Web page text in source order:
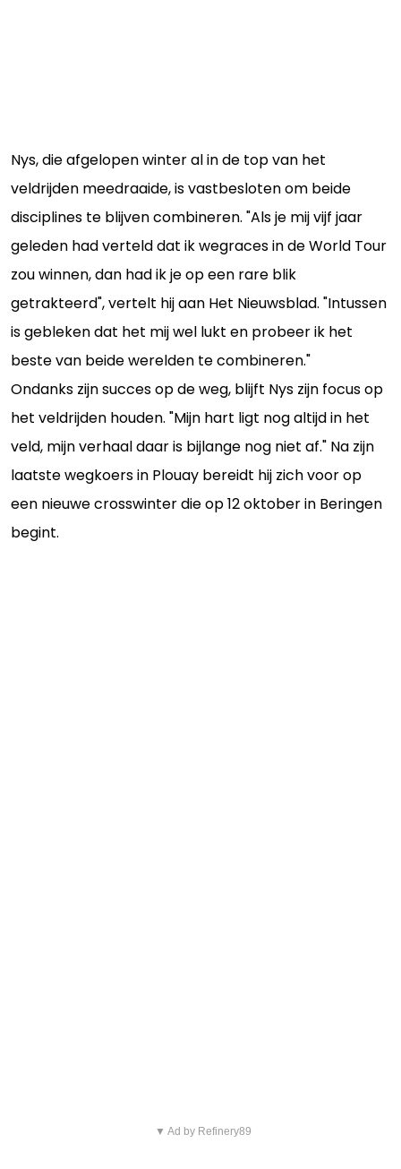
Nys, die afgelopen winter al in de top van het
veldrijden meedraaide, is vastbesloten om beide
disciplines te blijven combineren. "Als je mij vijf jaar
geleden had verteld dat ik wegraces in de World Tour
zou winnen, dan had ik je op een rare blik
getrakteerd", vertelt hij aan Het Nieuwsblad. "Intussen
is gebleken dat het mij wel lukt en probeer ik het
beste van beide werelden te combineren."
Ondanks zijn succes op de weg, blijft Nys zijn focus op
het veldrijden houden. "Mijn hart ligt nog altijd in het
veld, mijn verhaal daar is bijlange nog niet af." Na zijn
laatste wegkoers in Plouay bereidt hij zich voor op
een nieuwe crosswinter die op 12 oktober in Beringen
begint.
▼ Ad by Refinery89